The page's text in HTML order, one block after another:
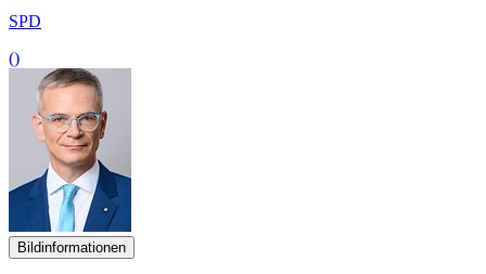
SPD
()
Bildinformationen